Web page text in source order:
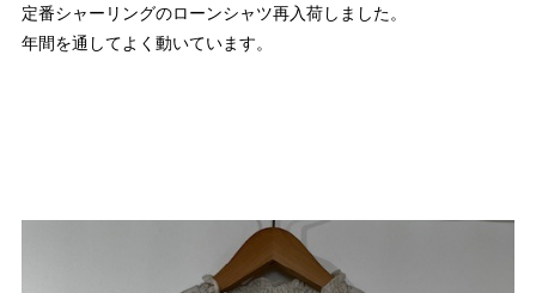
定番シャーリングのローンシャツ再入荷しました。
年間を通してよく動いています。